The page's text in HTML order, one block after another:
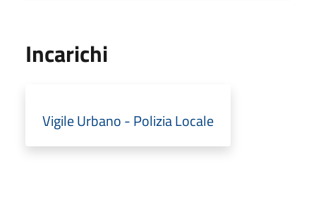
Incarichi
Vigile Urbano - Polizia Locale